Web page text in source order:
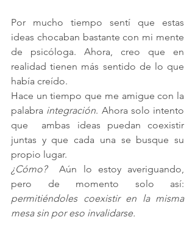
Por mucho tiempo sentí que estas
ideas chocaban bastante con mi mente
de psicóloga. Ahora, creo que en
realidad tienen más sentido de lo que
había creído.
Hace un tiempo que me amigue con la
palabra integración. Ahora solo intento
que  ambas ideas puedan coexistir
juntas y que cada una se busque su
propio lugar.
¿Cómo? Aún lo estoy averiguando,
permitiéndoles coexistir en la misma
mesa sin por eso invalidarse.